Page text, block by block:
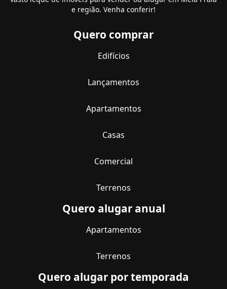
e região. Venha conferir!
Quero comprar
Edifícios
Lançamentos
Apartamentos
Casas
Comercial
Terrenos
Quero alugar anual
Apartamentos
Terrenos
Quero alugar por temporada